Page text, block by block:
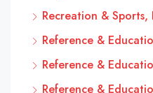
Recreation & Sports,
Reference &
Reference &
Reference &